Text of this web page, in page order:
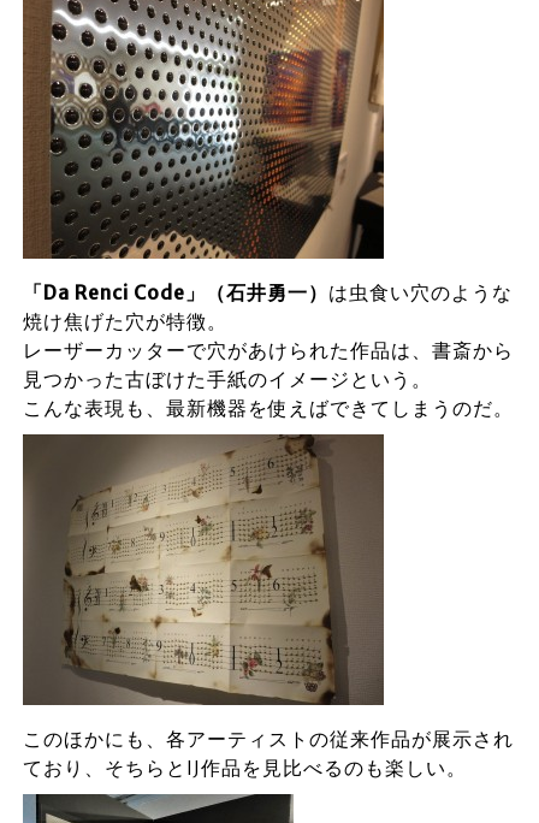
「Da Renci Code」（石井勇一） は虫食い穴のような
焼け焦げた穴が特徴。
レーザーカッターで穴があけられた作品は、書斎から
見つかった古ぼけた手紙のイメージという。
こんな表現も、最新機器を使えばできてしまうのだ。
このほかにも、各アーティストの従来作品が展示され
ており、そちらとIJ作品を見比べるのも楽しい。